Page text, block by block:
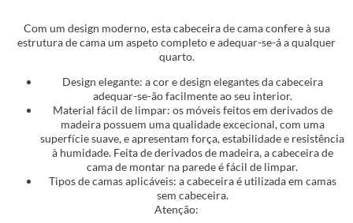
Com um design moderno, esta cabeceira de cama confere à sua
estrutura de cama um aspeto completo e adequar-se-á a qualquer
quarto.
Design elegante: a cor e design elegantes da cabeceira
adequar-se-ão facilmente ao seu interior.
Material fácil de limpar: os móveis feitos em derivados de
madeira possuem uma qualidade excecional, com uma
superfície suave, e apresentam força, estabilidade e resistência
à humidade. Feita de derivados de madeira, a cabeceira de
cama de montar na parede é fácil de limpar.
Tipos de camas aplicáveis: a cabeceira é utilizada em camas
sem cabeceira.
Atenção: